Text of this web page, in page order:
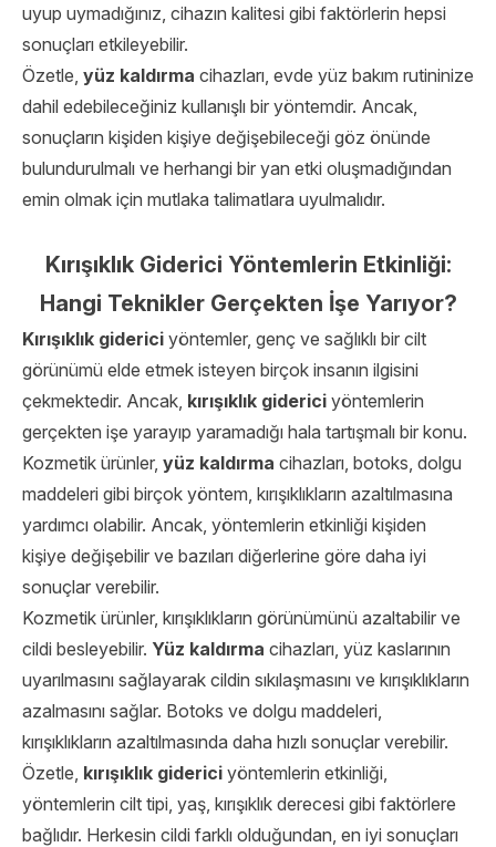
uyup uymadığınız, cihazın kalitesi gibi faktörlerin hepsi
sonuçları etkileyebilir.
Özetle, yüz kaldırma cihazları, evde yüz bakım rutininize
dahil edebileceğiniz kullanışlı bir yöntemdir. Ancak,
sonuçların kişiden kişiye değişebileceği göz önünde
bulundurulmalı ve herhangi bir yan etki oluşmadığından
emin olmak için mutlaka talimatlara uyulmalıdır.
Kırışıklık Giderici Yöntemlerin Etkinliği:
Hangi Teknikler Gerçekten İşe Yarıyor?
Kırışıklık giderici yöntemler, genç ve sağlıklı bir cilt
görünümü elde etmek isteyen birçok insanın ilgisini
çekmektedir. Ancak, kırışıklık giderici yöntemlerin
gerçekten işe yarayıp yaramadığı hala tartışmalı bir konu.
Kozmetik ürünler, yüz kaldırma cihazları, botoks, dolgu
maddeleri gibi birçok yöntem, kırışıklıkların azaltılmasına
yardımcı olabilir. Ancak, yöntemlerin etkinliği kişiden
kişiye değişebilir ve bazıları diğerlerine göre daha iyi
sonuçlar verebilir.
Kozmetik ürünler, kırışıklıkların görünümünü azaltabilir ve
cildi besleyebilir. Yüz kaldırma cihazları, yüz kaslarının
uyarılmasını sağlayarak cildin sıkılaşmasını ve kırışıklıkların
azalmasını sağlar. Botoks ve dolgu maddeleri,
kırışıklıkların azaltılmasında daha hızlı sonuçlar verebilir.
Özetle, kırışıklık giderici yöntemlerin etkinliği,
yöntemlerin cilt tipi, yaş, kırışıklık derecesi gibi faktörlere
bağlıdır. Herkesin cildi farklı olduğundan, en iyi sonuçları